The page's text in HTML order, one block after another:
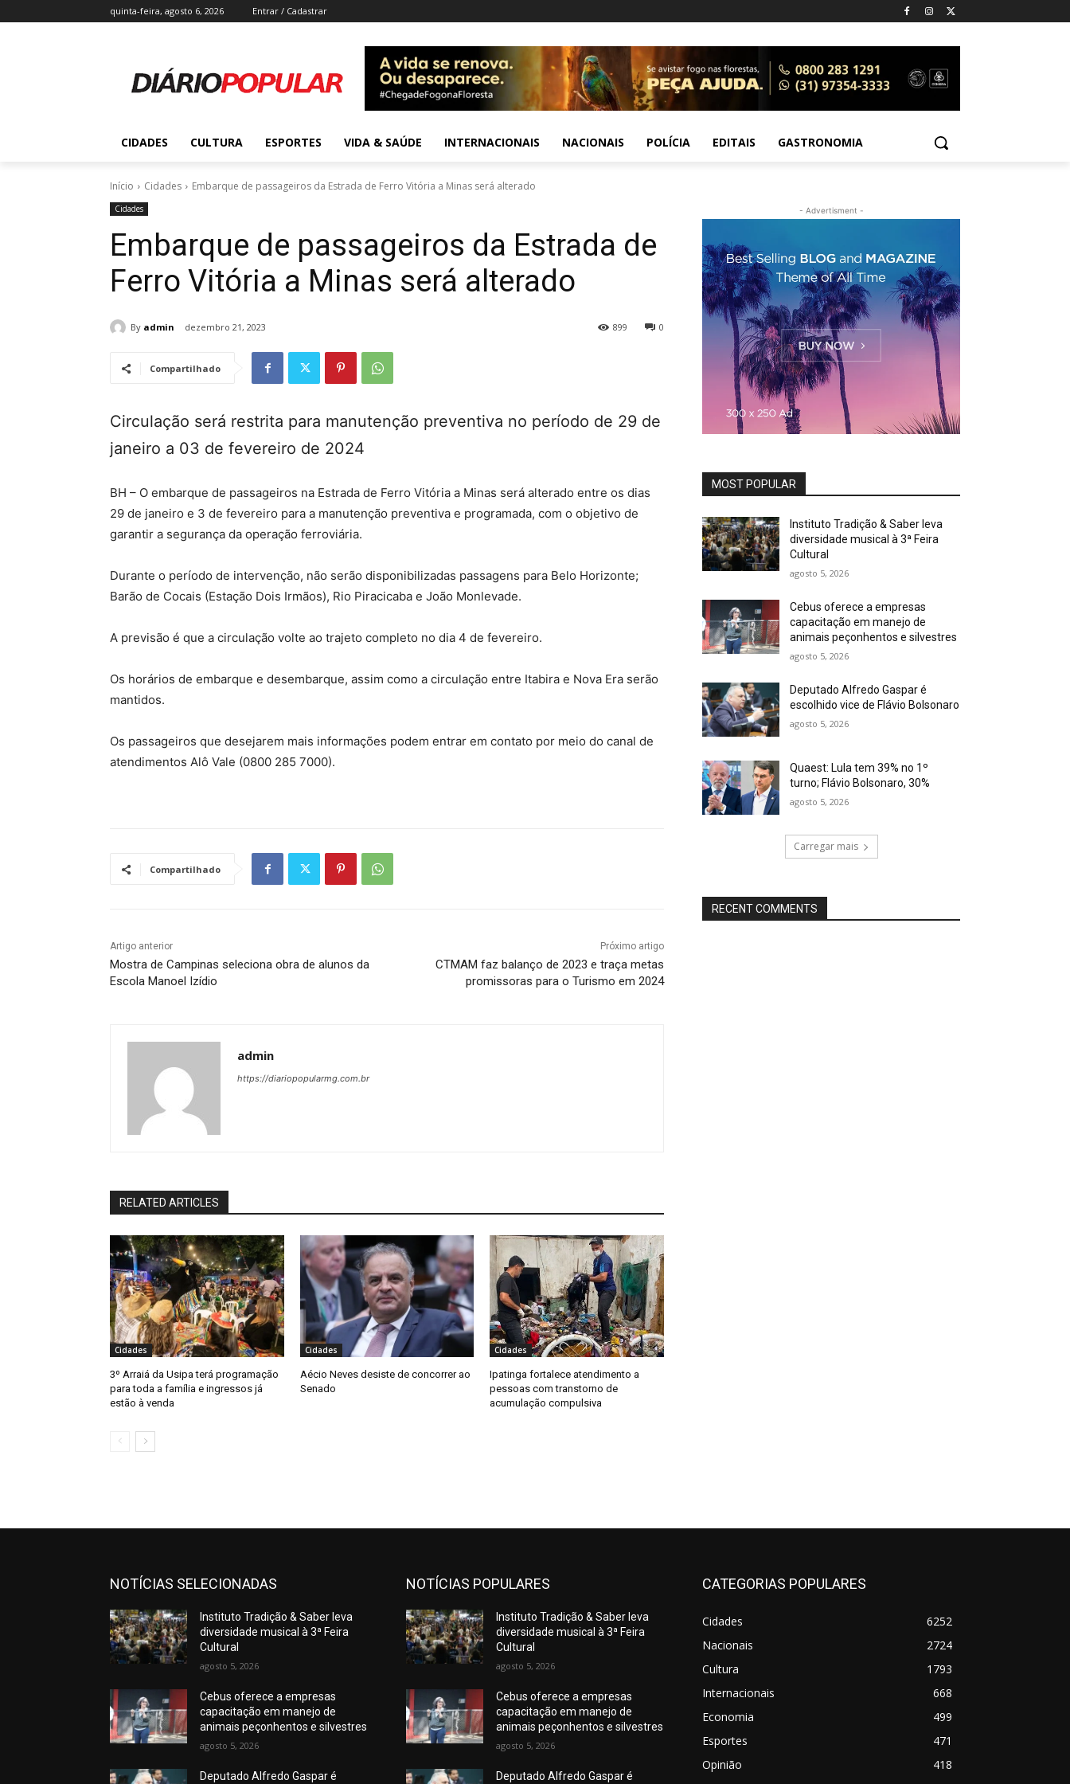
quinta-feira, agosto 6, 2026 Entrar / Cadastrar
CIDADES CULTURA ESPORTES VIDA & SAÚDE INTERNACIONAIS NACIONAIS POLÍCIA EDITAIS GASTRONOMIA
Início Cidades Embarque de passageiros da Estrada de Ferro Vitória a Minas será alterado
Cidades
Embarque de passageiros da Estrada de
Ferro Vitória a Minas será alterado
By admin dezembro 21, 2023 0
899
Compartilhado
Circulação será restrita para manutenção preventiva no período de 29 de
janeiro a 03 de fevereiro de 2024
BH – O embarque de passageiros na Estrada de Ferro Vitória a Minas será alterado entre os dias
29 de janeiro e 3 de fevereiro para a manutenção preventiva e programada, com o objetivo de
garantir a segurança da operação ferroviária.
Durante o período de intervenção, não serão disponibilizadas passagens para Belo Horizonte;
Barão de Cocais (Estação Dois Irmãos), Rio Piracicaba e João Monlevade.
A previsão é que a circulação volte ao trajeto completo no dia 4 de fevereiro.
Os horários de embarque e desembarque, assim como a circulação entre Itabira e Nova Era serão
mantidos.
Os passageiros que desejarem mais informações podem entrar em contato por meio do canal de
atendimentos Alô Vale (0800 285 7000).
Compartilhado
Artigo anterior
Mostra de Campinas seleciona obra de alunos da
Escola Manoel Izídio
Próximo artigo
CTMAM faz balanço de 2023 e traça metas
promissoras para o Turismo em 2024
admin
https://diariopopularmg.com.br
RELATED ARTICLES
Cidades
3º Arraiá da Usipa terá programação
para toda a família e ingressos já
estão à venda
Cidades
Aécio Neves desiste de concorrer ao
Senado
Cidades
Ipatinga fortalece atendimento a
pessoas com transtorno de
acumulação compulsiva
- Advertisment -
MOST POPULAR
Instituto Tradição & Saber leva
diversidade musical à 3ª Feira
Cultural
agosto 5, 2026
Cebus oferece a empresas
capacitação em manejo de
animais peçonhentos e silvestres
agosto 5, 2026
Deputado Alfredo Gaspar é
escolhido vice de Flávio Bolsonaro
agosto 5, 2026
Quaest: Lula tem 39% no 1º
turno; Flávio Bolsonaro, 30%
agosto 5, 2026
Carregar mais
RECENT COMMENTS
NOTÍCIAS SELECIONADAS
Instituto Tradição & Saber leva
diversidade musical à 3ª Feira
Cultural
agosto 5, 2026
Cebus oferece a empresas
capacitação em manejo de
animais peçonhentos e silvestres
agosto 5, 2026
Deputado Alfredo Gaspar é
NOTÍCIAS POPULARES
Instituto Tradição & Saber leva
diversidade musical à 3ª Feira
Cultural
agosto 5, 2026
Cebus oferece a empresas
capacitação em manejo de
animais peçonhentos e silvestres
agosto 5, 2026
Deputado Alfredo Gaspar é
CATEGORIAS POPULARES
Cidades
6252
Nacionais
2724
Cultura
1793
Internacionais
668
Economia
499
Esportes
471
Opinião
418